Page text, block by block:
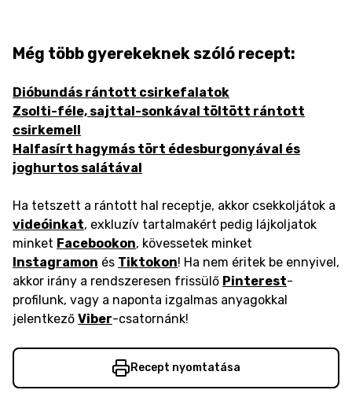
Még több gyerekeknek szóló recept:
Dióbundás rántott csirkefalatok
Zsolti-féle, sajttal-sonkával töltött rántott
csirkemell
Halfasírt hagymás tört édesburgonyával és
joghurtos salátával
Ha tetszett a rántott hal receptje, akkor csekkoljátok a
videóinkat, exkluzív tartalmakért pedig lájkoljatok
minket Facebookon, kövessetek minket
Instagramon és Tiktokon! Ha nem éritek be ennyivel,
akkor irány a rendszeresen frissülő Pinterest-
profilunk, vagy a naponta izgalmas anyagokkal
jelentkező Viber-csatornánk!
Recept nyomtatása